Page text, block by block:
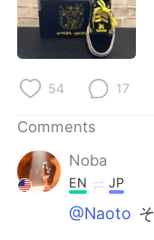
Português
54 17
Comments
Noba
EN JP
@Naoto